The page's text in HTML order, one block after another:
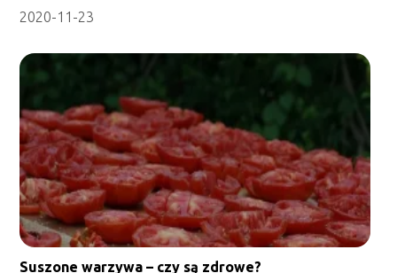
2020-11-23
Suszone warzywa – czy są zdrowe?